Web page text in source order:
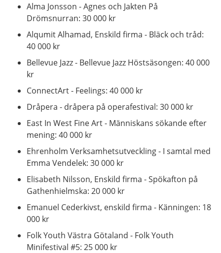
Alma Jonsson - Agnes och Jakten På
Drömsnurran: 30 000 kr
Alqumit Alhamad, Enskild firma - Bläck och tråd:
40 000 kr
Bellevue Jazz - Bellevue Jazz Höstsäsongen: 40 000
kr
ConnectArt - Feelings: 40 000 kr
Dråpera - dråpera på operafestival: 30 000 kr
East In West Fine Art - Människans sökande efter
mening: 40 000 kr
Ehrenholm Verksamhetsutveckling - I samtal med
Emma Vendelek: 30 000 kr
Elisabeth Nilsson, Enskild firma - Spökafton på
Gathenhielmska: 20 000 kr
Emanuel Cederkivst, enskild firma - Känningen: 18
000 kr
Folk Youth Västra Götaland - Folk Youth
Minifestival #5: 25 000 kr